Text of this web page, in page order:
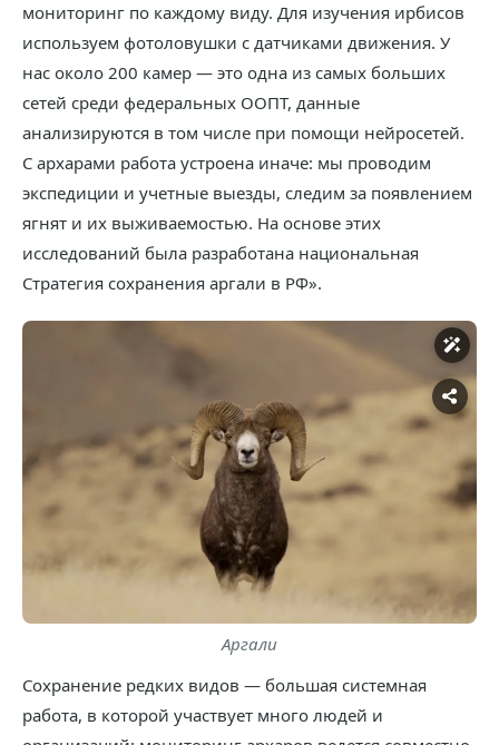
мониторинг по каждому виду. Для изучения ирбисов
используем фотоловушки с датчиками движения. У
нас около 200 камер — это одна из самых больших
сетей среди федеральных ООПТ, данные
анализируются в том числе при помощи нейросетей.
С архарами работа устроена иначе: мы проводим
экспедиции и учетные выезды, следим за появлением
ягнят и их выживаемостью. На основе этих
исследований была разработана национальная
Стратегия сохранения аргали в РФ».
Аргали
Сохранение редких видов — большая системная
работа, в которой участвует много людей и